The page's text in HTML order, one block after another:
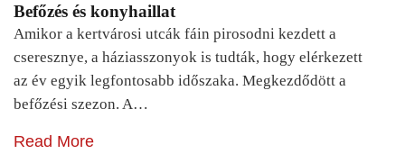
Befőzés és konyhaillat
Amikor a kertvárosi utcák fáin pirosodni kezdett a
cseresznye, a háziasszonyok is tudták, hogy elérkezett
az év egyik legfontosabb időszaka. Megkezdődött a
befőzési szezon. A…
Read More